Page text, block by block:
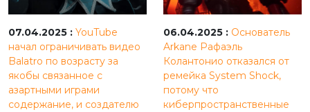
07.04.2025 : YouTube
начал ограничивать видео
Balatro по возрасту за
якобы связанное с
азартными играми
содержание, и создателю
06.04.2025 : Основатель
Arkane Рафаэль
Колантонио отказался от
ремейка System Shock,
потому что
киберпространственные